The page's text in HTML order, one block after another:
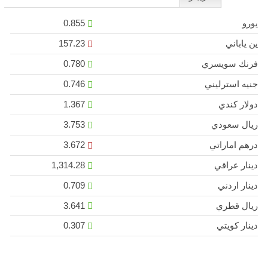
يورو
0.855
ين ياباني
157.23
فرنك سويسري
0.780
جنيه استرليني
0.746
دولار كندي
1.367
ريال سعودي
3.753
درهم اماراتي
3.672
دينار عراقي
1,314.28
دينار اردني
0.709
ريال قطري
دينار كويتي
0.307